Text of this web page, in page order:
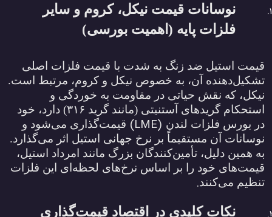
نوسانات قیمت نیکل، کروم و سایر
فلزات پایه (اهمیت بورسی)
قیمت استیل ضد زنگ به شدت با قیمت فلزات اصلی
تشکیل‌دهنده آن، به خصوص نیکل و کروم، مرتبط است.
نیکل، که نقش حیاتی در مقاومت به خوردگی و
استحکام گریدهای آستنیتی (مانند گرید ۳۱۶) دارد، خود
در بورس فلزات لندن (LME) قیمت‌گذاری می‌شود و
نوسانات آن مستقیماً بر نرخ جهانی استیل اثر می‌گذارد.
به همین دلیل، تأمین‌کنندگان بزرگ مانند امرداد استیل،
قیمت‌های خود را بر اساس نرخ‌های لحظه‌ای این فلزات
تنظیم می‌کنند.
نکات کلیدی در اقتصاد قیمت‌گذاری